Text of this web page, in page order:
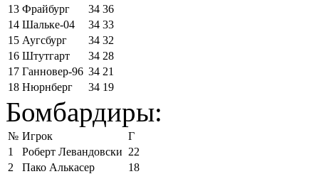
13 Фрайбург 34 36
14 Шальке-04 34 33
15 Аугсбург 34 32
16 Штутгарт 34 28
17 Ганновер-96 34 21
18 Нюрнберг 34 19
Бомбардиры:
№ Игрок
Г
1
Роберт Левандовски 22
2
Пако Алькасер
18